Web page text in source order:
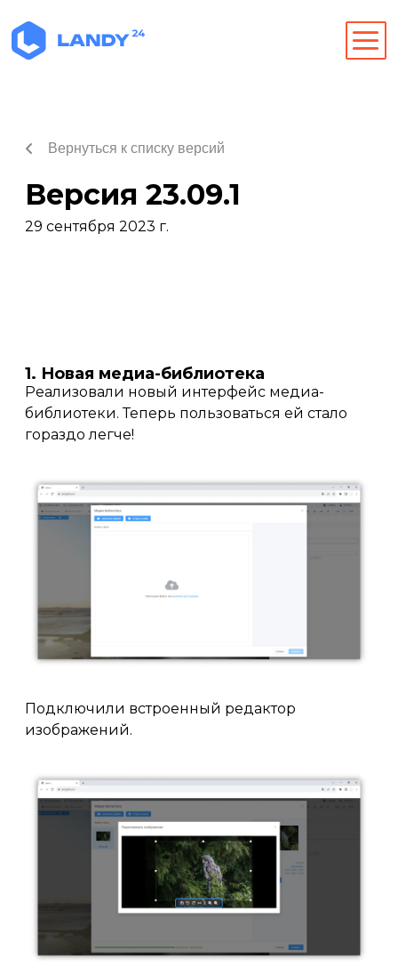
Вернуться к списку версий
Версия 23.09.1
29 сентября 2023 г.
1. Новая медиа-библиотека
Реализовали новый интерфейс медиа-
библиотеки. Теперь пользоваться ей стало
гораздо легче!
Подключили встроенный редактор
изображений.